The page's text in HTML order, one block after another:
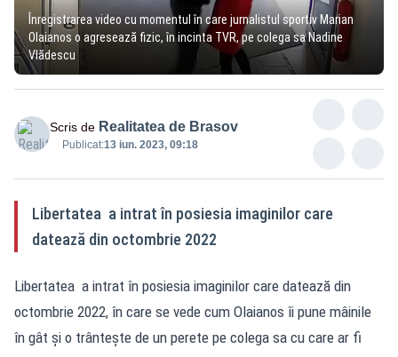
Înregistrarea video cu momentul în care jurnalistul sportiv Marian
Olaianos o agresează fizic, în incinta TVR, pe colega sa Nadine
Vlădescu
Scris de Realitatea de Brasov
Publicat:13 iun. 2023, 09:18
Libertatea a intrat în posiesia imaginilor care
datează din octombrie 2022
Libertatea a intrat în posiesia imaginilor care datează din
octombrie 2022, în care se vede cum Olaianos îi pune mâinile
în gât și o trântește de un perete pe colega sa cu care ar fi